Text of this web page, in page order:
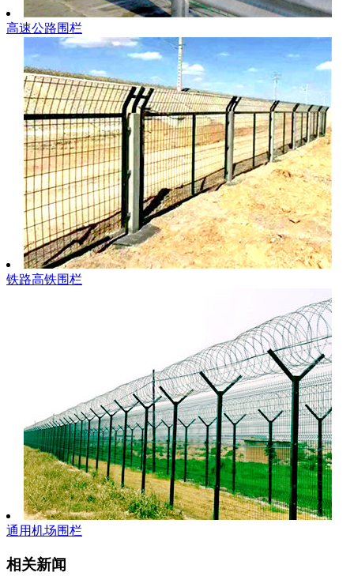
高速公路围栏
铁路高铁围栏
通用机场围栏
相关新闻